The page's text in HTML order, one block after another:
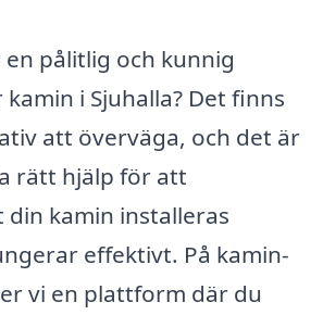
pålitlig och kunnig
i Sjuhalla? Det finns
att överväga, och det är
rätt hjälp för att
din kamin installeras
effektivt. På kamin-
vi en plattform där du